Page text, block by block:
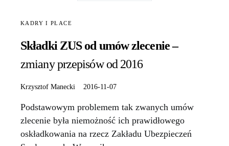
KADRY I PŁACE
Składki ZUS od umów zlecenie –
zmiany przepisów od 2016
Krzysztof Manecki 2016-11-07
Podstawowym problemem tak zwanych umów
zlecenie była niemożność ich prawidłowego
oskładkowania na rzecz Zakładu Ubezpieczeń